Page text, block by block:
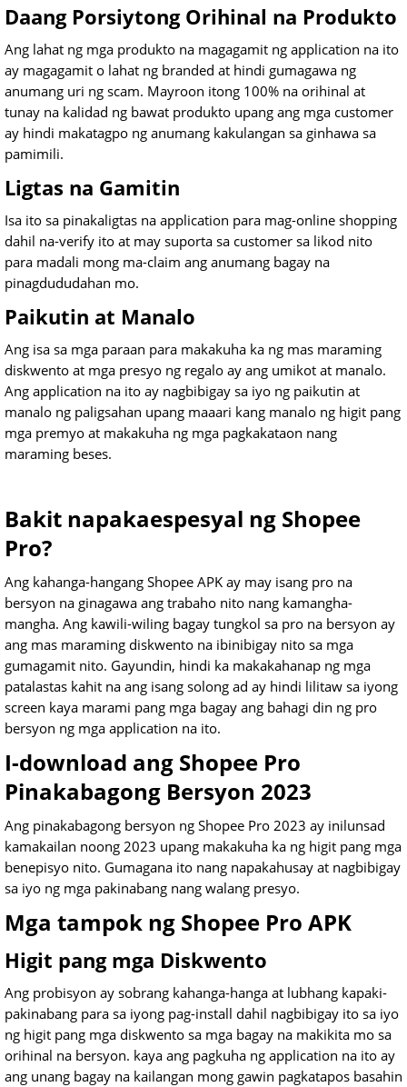
Daang Porsiytong Orihinal na Produkto
Ang lahat ng mga produkto na magagamit ng application na ito
ay magagamit o lahat ng branded at hindi gumagawa ng
anumang uri ng scam. Mayroon itong 100% na orihinal at
tunay na kalidad ng bawat produkto upang ang mga customer
ay hindi makatagpo ng anumang kakulangan sa ginhawa sa
pamimili.
Ligtas na Gamitin
Isa ito sa pinakaligtas na application para mag-online shopping
dahil na-verify ito at may suporta sa customer sa likod nito
para madali mong ma-claim ang anumang bagay na
pinagdududahan mo.
Paikutin at Manalo
Ang isa sa mga paraan para makakuha ka ng mas maraming
diskwento at mga presyo ng regalo ay ang umikot at manalo.
Ang application na ito ay nagbibigay sa iyo ng paikutin at
manalo ng paligsahan upang maaari kang manalo ng higit pang
mga premyo at makakuha ng mga pagkakataon nang
maraming beses.
Bakit napakaespesyal ng Shopee
Pro?
Ang kahanga-hangang Shopee APK ay may isang pro na
bersyon na ginagawa ang trabaho nito nang kamangha-
mangha. Ang kawili-wiling bagay tungkol sa pro na bersyon ay
ang mas maraming diskwento na ibinibigay nito sa mga
gumagamit nito. Gayundin, hindi ka makakahanap ng mga
patalastas kahit na ang isang solong ad ay hindi lilitaw sa iyong
screen kaya marami pang mga bagay ang bahagi din ng pro
bersyon ng mga application na ito.
I-download ang Shopee Pro
Pinakabagong Bersyon 2023
Ang pinakabagong bersyon ng Shopee Pro 2023 ay inilunsad
kamakailan noong 2023 upang makakuha ka ng higit pang mga
benepisyo nito. Gumagana ito nang napakahusay at nagbibigay
sa iyo ng mga pakinabang nang walang presyo.
Mga tampok ng Shopee Pro APK
Higit pang mga Diskwento
Ang probisyon ay sobrang kahanga-hanga at lubhang kapaki-
pakinabang para sa iyong pag-install dahil nagbibigay ito sa iyo
ng higit pang mga diskwento sa mga bagay na makikita mo sa
orihinal na bersyon. kaya ang pagkuha ng application na ito ay
ang unang bagay na kailangan mong gawin pagkatapos basahin